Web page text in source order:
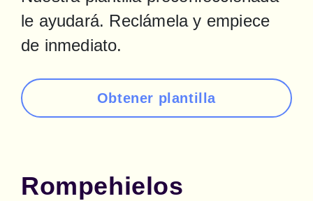
le ayudará. Reclámela y empiece
de inmediato.
Obtener plantilla
Rompehielos